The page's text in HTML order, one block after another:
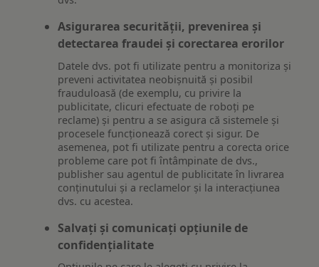
Asigurarea securității, prevenirea și
detectarea fraudei și corectarea erorilor
Datele dvs. pot fi utilizate pentru a monitoriza și
preveni activitatea neobișnuită și posibil
frauduloasă (de exemplu, cu privire la
publicitate, clicuri efectuate de roboți pe
reclame) și pentru a se asigura că sistemele și
procesele funcționează corect și sigur. De
asemenea, pot fi utilizate pentru a corecta orice
probleme care pot fi întâmpinate de dvs.,
publisher sau agentul de publicitate în livrarea
conținutului și a reclamelor și la interacțiunea
dvs. cu acestea.
Salvați și comunicați opțiunile de
confidențialitate